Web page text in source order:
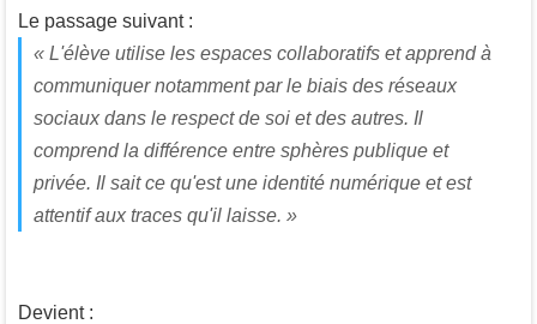
Le passage suivant :
« L'élève utilise les espaces collaboratifs et apprend à
communiquer notamment par le biais des réseaux
sociaux dans le respect de soi et des autres. Il
comprend la différence entre sphères publique et
privée. Il sait ce qu'est une identité numérique et est
attentif aux traces qu'il laisse. »
Devient :